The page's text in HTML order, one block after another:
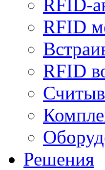
RFID-
RFID
RFID
Решения